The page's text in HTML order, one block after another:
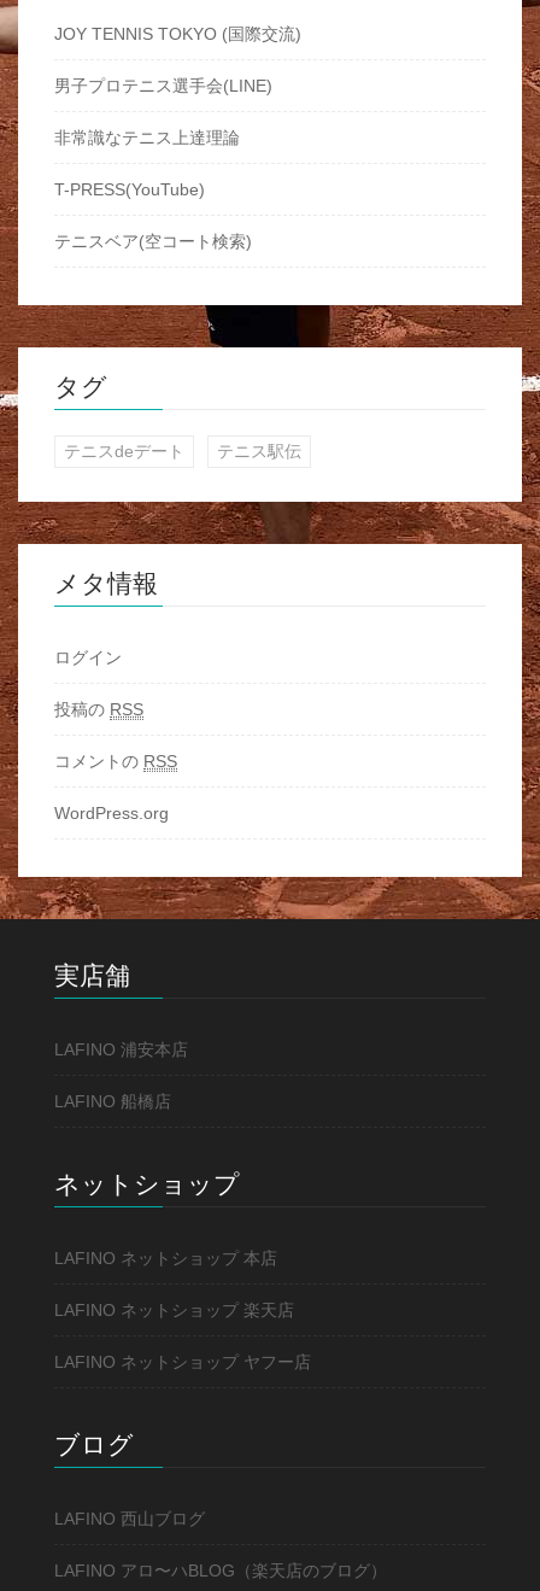
JOY TENNIS TOKYO (国際交流)
男子プロテニス選手会(LINE)
非常識なテニス上達理論
T-PRESS(YouTube)
テニスベア(空コート検索)
タグ
テニスdeデート テニス駅伝
メタ情報
ログイン
投稿の RSS
コメントの RSS
WordPress.org
実店舗
LAFINO 浦安本店
LAFINO 船橋店
ネットショップ
LAFINO ネットショップ 本店
LAFINO ネットショップ 楽天店
LAFINO ネットショップ ヤフー店
ブログ
LAFINO 西山ブログ
LAFINO アロ〜ハBLOG（楽天店のブログ）